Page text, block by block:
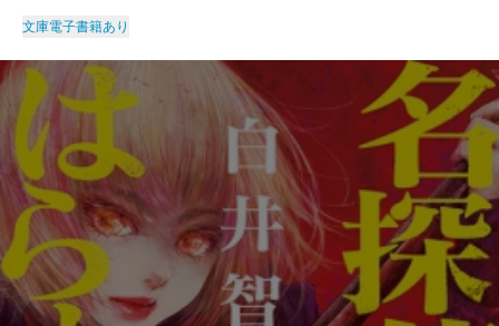
文庫電子書籍あり